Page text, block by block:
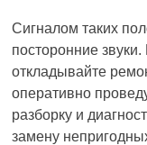
Сигналом таких
посторонние
откладывайте
оперативно
разборку и
замену